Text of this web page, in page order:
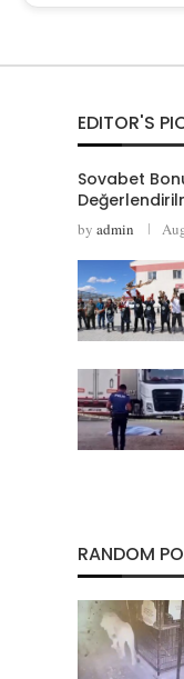
EDITOR'S
Sovabet
by admin
RANDOM